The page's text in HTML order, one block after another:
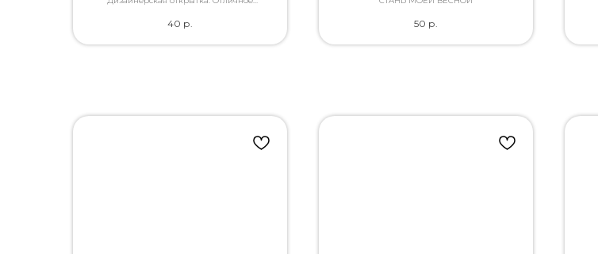
Вы так хотели сказать.
40 р. 50 р.